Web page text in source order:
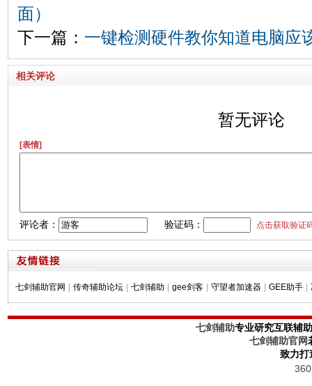
面）
下一篇： 一键检测硬件教你知道电脑应
相关评论
暂无评论
[表情]
评论者： 验证码： 点击获取验证
七剑辅助官网 传奇辅助论坛 七剑辅助 gee剑客 守望者加速器 GEE助手
七剑辅助专业研究互联辅
七剑辅助官网
致力打